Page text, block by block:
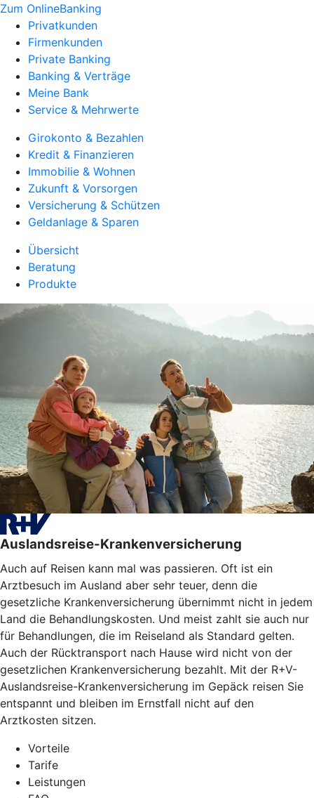
Zum OnlineBanking
Privatkunden
Firmenkunden
Private Banking
Banking & Verträge
Meine Bank
Service & Mehrwerte
Girokonto & Bezahlen
Kredit & Finanzieren
Immobilie & Wohnen
Zukunft & Vorsorgen
Versicherung & Schützen
Geldanlage & Sparen
Übersicht
Beratung
Produkte
Auslandsreise-Krankenversicherung
Auch auf Reisen kann mal was passieren. Oft ist ein
Arztbesuch im Ausland aber sehr teuer, denn die
gesetzliche Krankenversicherung übernimmt nicht in jedem
Land die Behandlungskosten. Und meist zahlt sie auch nur
für Behandlungen, die im Reiseland als Standard gelten.
Auch der Rücktransport nach Hause wird nicht von der
gesetzlichen Krankenversicherung bezahlt. Mit der R+V-
Auslandsreise-Krankenversicherung im Gepäck reisen Sie
entspannt und bleiben im Ernstfall nicht auf den
Arztkosten sitzen.
Vorteile
Tarife
Leistungen